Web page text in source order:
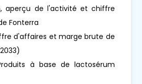
aperçu de l'activité et chiffre
Fonterra
d'affaires et marge brute de
Produits à base de lactosérum